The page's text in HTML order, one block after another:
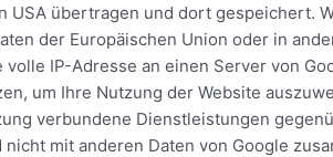
übertragen und dort gespeichert.
der Europäischen Union oder in
IP-Adresse an einen Server von
um Ihre Nutzung der Website
verbundene Dienstleistungen
mit anderen Daten von Google